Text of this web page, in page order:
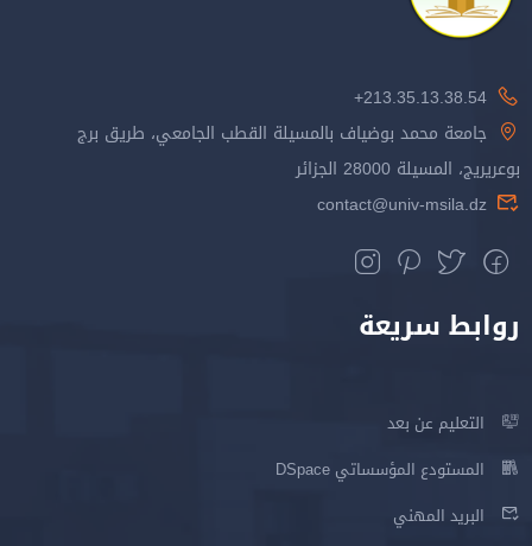
213.35.13.38.54+
جامعة محمد بوضياف بالمسيلة القطب الجامعي، طريق برج
بوعريريج، المسيلة 28000 الجزائر
contact@univ-msila.dz
روابط سريعة
التعليم عن بعد
المستودع المؤسساتي DSpace
البريد المهني